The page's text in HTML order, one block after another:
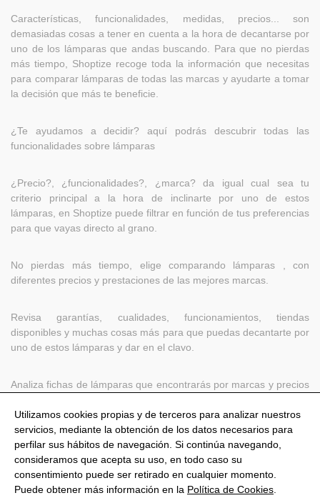
Características, funcionalidades, medidas, precios... son
demasiadas cosas a tener en cuenta a la hora de decantarse por
uno de los lámparas que andas buscando. Para que no pierdas
más tiempo, Shoptize recoge toda la información que necesitas
para comparar lámparas de todas las marcas y ayudarte a tomar
la decisión que más te beneficie.
¿Te ayudamos a decidir? aquí podrás descubrir todas las
funcionalidades sobre lámparas
¿Precio?, ¿funcionalidades?, ¿marca? da igual cual sea tu
criterio principal a la hora de inclinarte por uno de estos
lámparas, en Shoptize puede filtrar en función de tus preferencias
para que vayas directo al grano.
No pierdas más tiempo, elige comparando lámparas , con
diferentes precios y prestaciones de las mejores marcas.
Revisa garantías, cualidades, funcionamientos, tiendas
disponibles y muchas cosas más para que puedas decantarte por
uno de estos lámparas y dar en el clavo.
Analiza fichas de lámparas que encontrarás por marcas y precios
Utilizamos cookies propias y de terceros para analizar nuestros
servicios, mediante la obtención de los datos necesarios para
perfilar sus hábitos de navegación. Si continúa navegando,
consideramos que acepta su uso, en todo caso su
consentimiento puede ser retirado en cualquier momento.
Puede obtener más información en la Política de Cookies